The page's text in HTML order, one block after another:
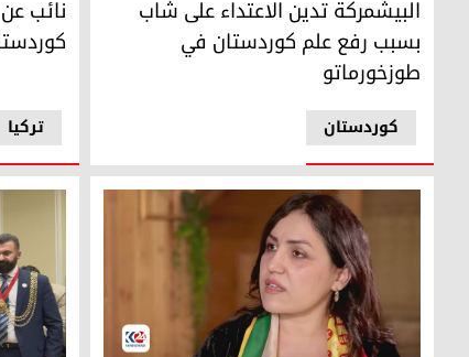
کوردستان
البيشمركة تدين الاعتداء على شاب
بسبب رفع علم كوردستان في
طوزخورماتو
ترکیا
نائب